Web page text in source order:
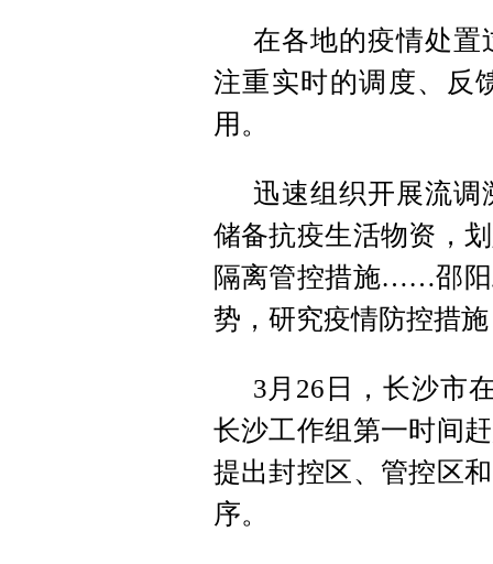
在各地的疫情处置
注重实时的调度、反
用。
迅速组织开展流调
储备抗疫生活物资，
隔离管控措施……邵阳
势，研究疫情防控措
3月26日，长沙市
长沙工作组第一时间
提出封控区、管控区
序。